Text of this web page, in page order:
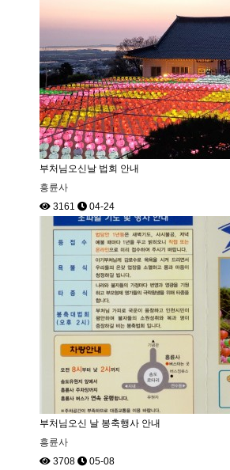
부처님오신날 법회 안내
흥륜사
3161
04-24
부처님오신 날 봉축행사 안내
흥륜사
3708
05-08